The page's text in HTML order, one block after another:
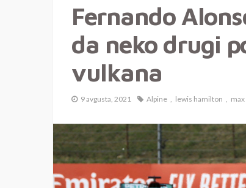
Fernando
da neko drugi
vulkana
9 avgusta, 2021 Alpine lewis hamilton